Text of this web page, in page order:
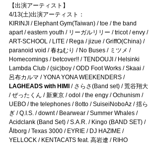
【出演アーティスト】
4/13(土)出演アーティスト：
KIRINJI / Elephant Gym(Taiwan) / toe / the band
apart / eastern youth / リーガルリリー / tricot / envy /
ART-SCHOOL / LITE / Rega / jizue / GriffO(China) /
paranoid void / 春ねむり / No Buses / ミツメ /
Homecomings / betcover!! / TENDOUJI / Helsinki
Lambda Club / (sic)boy / ODD Foot Works / Skaai /
呂布カルマ / YONA YONA WEEKENDERS /
LAGHEADS with HIMI / さらさ(Band set) / 荒谷翔大
/ ぜったくん / 新東京 / odol / the engy / Ochunism /
UEBO / the telephones / 8otto / SuiseiNoboAz / 揺ら
ぎ / Q.I.S. / downt / Bearwear / Summer Whales /
Acidclank (Band Set) / S.A.R. / Kingo (BAND SET) /
Ålborg / Texas 3000 / EYRIE / DJ HAZIME /
YELLOCK / KENTACATS feat. 高岩遼 / RIHO